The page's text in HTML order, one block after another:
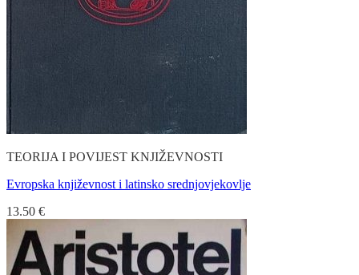
TEORIJA I POVIJEST KNJIŽEVNOSTI
Evropska književnost i latinsko srednjovjekovlje
13.50 €